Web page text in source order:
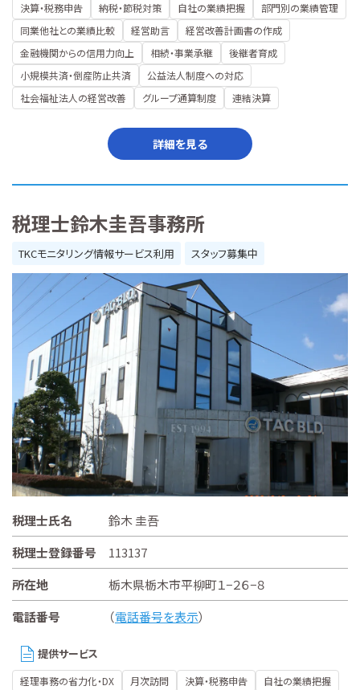
決算・税務申告
納税・節税対策 自社の業績把握
部門別の業績管理
同業他社との業績比較
経営助言
経営改善計画書の作成
金融機関からの信用力向上
相続・事業承継
後継者育成
小規模共済・倒産防止共済
公益法人制度への対応
社会福祉法人の経営改善
グループ通算制度 連結決算
詳細を見る
税理士鈴木圭吾事務所
TKCモニタリング情報サービス利用 スタッフ募集中
税理士氏名
鈴木 圭吾
税理士登録番号
113137
所在地
栃木県栃木市平柳町１−２６−８
電話番号
（電話番号を表示）
提供サービス
経理事務の省力化・DX 月次訪問 決算・税務申告
自社の業績把握